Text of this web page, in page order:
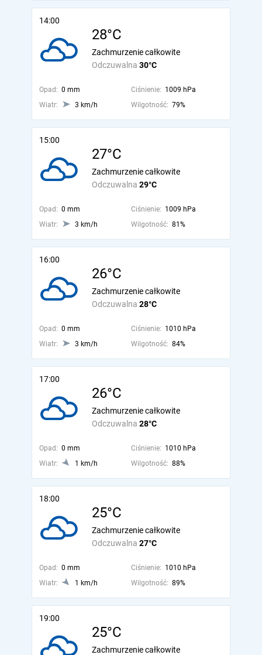
14:00
28°C
Odczuwalna 30°C
Zachmurzenie całkowite
Opad: 0 mm Ciśnienie: 1009 hPa
Wiatr:
3 km/h Wilgotność: 79%
15:00
27°C
Odczuwalna 29°C
Zachmurzenie całkowite
Opad: 0 mm Ciśnienie: 1009 hPa
Wiatr:
3 km/h Wilgotność: 81%
16:00
26°C
Odczuwalna 28°C
Zachmurzenie całkowite
Opad: 0 mm Ciśnienie: 1010 hPa
Wiatr:
3 km/h Wilgotność: 84%
17:00
26°C
Odczuwalna 28°C
Zachmurzenie całkowite
Opad: 0 mm Ciśnienie: 1010 hPa
Wiatr:
1 km/h Wilgotność: 88%
18:00
25°C
Odczuwalna 27°C
Zachmurzenie całkowite
Opad: 0 mm Ciśnienie: 1010 hPa
Wiatr:
1 km/h Wilgotność: 89%
19:00
25°C
Zachmurzenie całkowite